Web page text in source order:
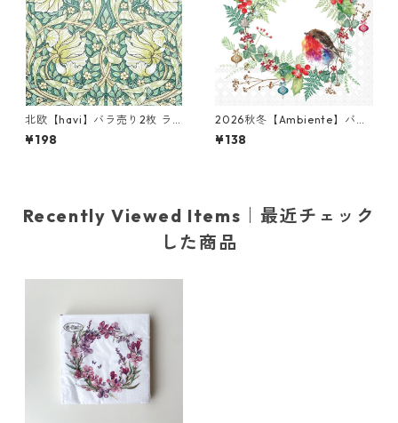
北欧【havi】バラ売り2枚 ラ
ンチサイズ ペーパーナプキン
Pimpernel グリーン William
¥198
2026秋冬【Ambiente】バラ
売り2枚 ランチサイズ ペーパ
ーナプキン Robins Wreath ホ
¥138
Recently Viewed Items｜最近チェック
した商品